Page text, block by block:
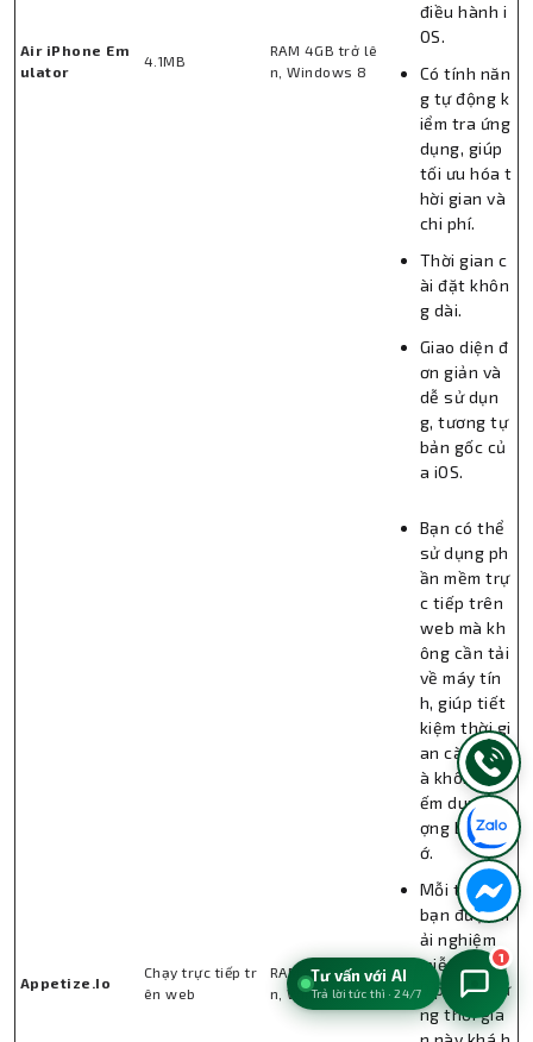
Air iPhone Em
ulator
4.1MB
RAM 4GB trở lê
n, Windows 8
điều hành i
OS.
Có tính năn
g tự động k
iểm tra ứng
dụng, giúp
tối ưu hóa t
hời gian và
chi phí.
Thời gian c
ài đặt khôn
g dài.
Giao diện đ
ơn giản và
dễ sử dụn
g, tương tự
bản gốc củ
a iOS.
Appetize.Io
Chạy trực tiếp tr
ên web
RAM 4GB trở lê
n, Windows 10
Bạn có thể
sử dụng ph
ần mềm trự
c tiếp trên
web mà kh
ông cần tải
về máy tín
h, giúp tiết
kiệm thời gi
an cài đặt v
à không chi
ếm dung lư
ợng bộ nh
ớ.
Mỗi tháng,
bạn được tr
ải nghiệm
miễn phí 10
0 phút, như
ng thời gia
Tư vấn với AI
Trả lời tức thì · 24/7
1